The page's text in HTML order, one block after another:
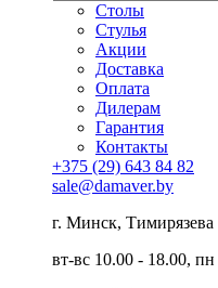
Столы
Стулья
Акции
Доставка
Оплата
Дилерам
Гарантия
Контакты
+375 (29) 643 84 82
sale@damaver.by
г. Минск,
вт-вс 10.00 - 18.00,